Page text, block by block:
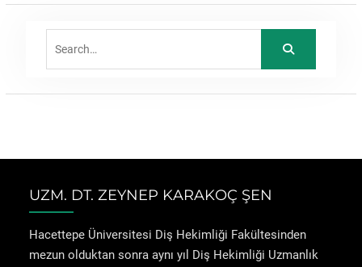
for:
UZM. DT. ZEYNEP KARAKOÇ ŞEN
Hacettepe Üniversitesi Diş Hekimliği Fakültesinden
mezun olduktan sonra aynı yıl Diş Hekimliği Uzmanlık